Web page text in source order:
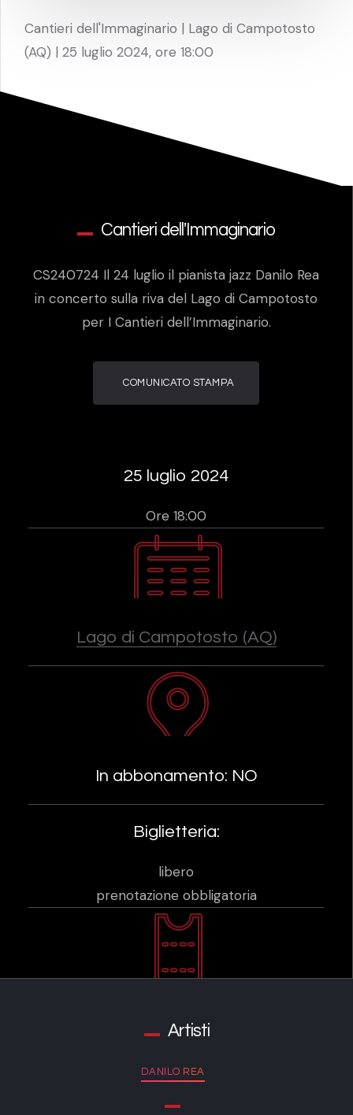
Cantieri dell'Immaginario | Lago di Campotosto
(AQ) | 25 luglio 2024, ore 18:00
Cantieri dell'Immaginario
CS240724 Il 24 luglio il pianista jazz Danilo Rea
in concerto sulla riva del Lago di Campotosto
per I Cantieri dell’Immaginario.
COMUNICATO STAMPA
25 luglio 2024
Ore 18:00
Lago di Campotosto (AQ)
In abbonamento: NO
Biglietteria:
libero
prenotazione obbligatoria
Artisti
DANILO REA